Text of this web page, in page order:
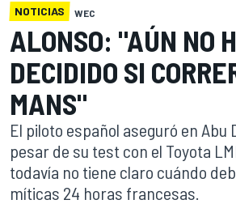
NOTICIAS WEC
ALONSO: "AÚN NO
DECIDIDO SI
MANS"
El piloto español aseguró en Abu
pesar de su test con el Toyota
todavía no tiene claro cuándo
míticas 24 horas francesas.